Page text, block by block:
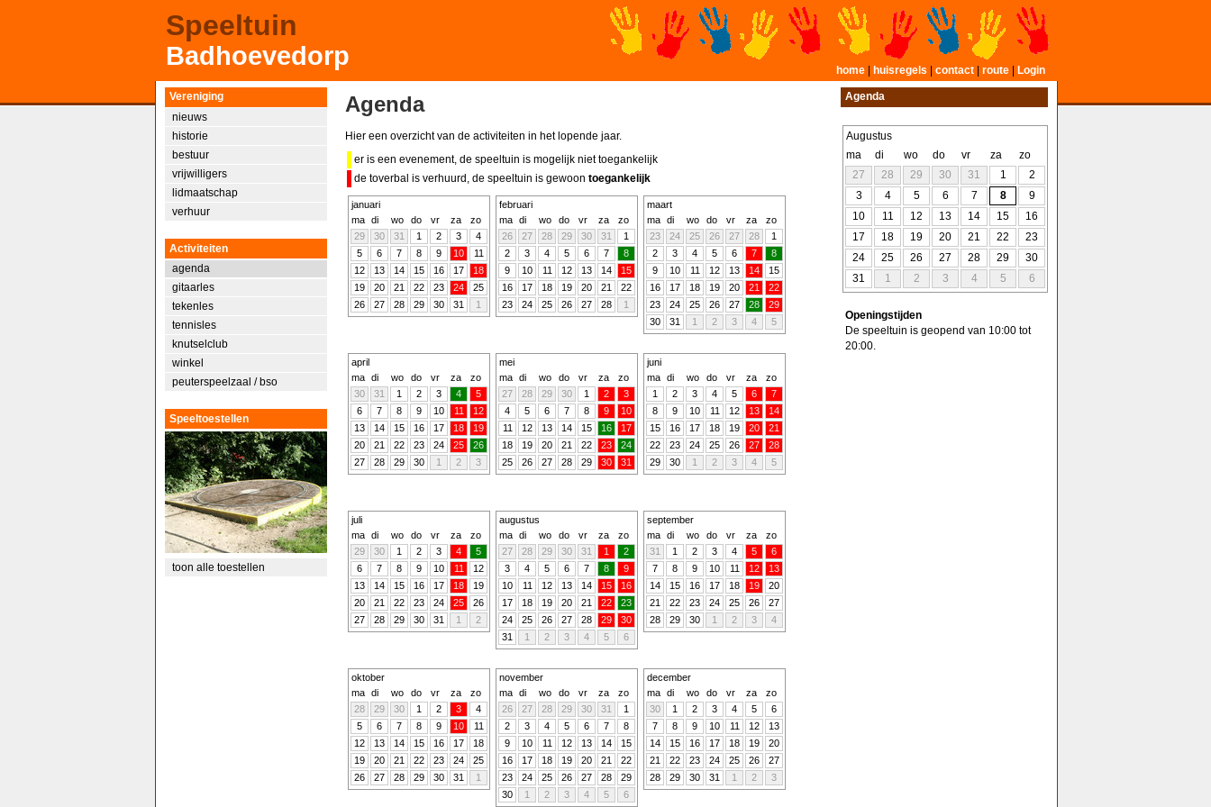
Speeltuin
Badhoevedorp home huisregels contact route Login
Vereniging
nieuws
historie
bestuur
vrijwilligers
lidmaatschap
verhuur
Activiteiten
agenda
gitaarles
tekenles
tennisles
knutselclub
winkel
peuterspeelzaal / bso
Speeltoestellen
toon alle toestellen
Agenda
Augustus
ma
di wo do vr za
zo
27
28 29 30 31 1
2
3
4 5 6 7 8
9
10
11 12 13 14 15
16
17
18 19 20 21 22
23
24
25 26 27 28 29
30
31
1 2 3 4 5 6
Openingstijden
De speeltuin is geopend van 10:00 tot
20:00.
Agenda
Hier een overzicht van de activiteiten in het lopende jaar.
er is een evenement, de speeltuin is mogelijk niet toegankelijk
de toverbal is verhuurd, de speeltuin is gewoon toegankelijk
januari
ma di wo do vr za
zo
29
30 31 1 2 3
4
5
6 7 8 9 10
11
12
13 14 15 16 17
18
19
20 21 22 23 24
25
26
27 28 29 30 31 1
februari
ma di wo do vr za
zo
26
27 28 29 30 31
1
2
3 4 5 6 7
8
9
10 11 12 13 14
15
16
17 18 19 20 21
22
23
24 25 26 27 28 1
maart
ma di wo do vr za
zo
23
24 25 26 27 28
1
2
3 4 5 6 7
8
9
10 11 12 13 14
15
16
17 18 19 20 21
22
23
24 25 26 27 28
29
30
31 1 2 3 4 5
april
ma di wo do vr za
zo
30
31 1 2 3 4
5
6
7 8 9 10 11
12
13
14 15 16 17 18
19
20
21 22 23 24 25
26
27
28 29 30 1 2 3
mei
ma di wo do vr za
zo
27
28 29 30 1 2
3
4
5 6 7 8 9
10
11
12 13 14 15 16
17
18
19 20 21 22 23
24
25
26 27 28 29 30 31
juni
ma di wo do vr za
zo
1
2 3 4 5 6
7
8
9 10 11 12 13
14
15
16 17 18 19 20
21
22
23 24 25 26 27
28
29
30 1 2 3 4 5
juli
ma di wo do vr za
zo
29
30 1 2 3 4
5
6
7 8 9 10 11
12
13
14 15 16 17 18
19
20
21 22 23 24 25
26
27
28 29 30 31 1 2
augustus
ma di wo do vr za
zo
27
28 29 30 31 1
2
3
4 5 6 7 8
9
10
11 12 13 14 15
16
17
18 19 20 21 22
23
24
25 26 27 28 29
30
31
1 2 3 4 5 6
september
ma di wo do vr za
zo
31
1 2 3 4 5
6
7
8 9 10 11 12
13
14
15 16 17 18 19
20
21
22 23 24 25 26
27
28
29 30 1 2 3 4
oktober
ma di wo do vr za
zo
28
29 30 1 2 3
4
5
6 7 8 9 10
11
12
13 14 15 16 17
18
19
20 21 22 23 24
25
26
27 28 29 30 31 1
november
ma di wo do vr za
zo
26
27 28 29 30 31
1
2
3 4 5 6 7
8
9
10 11 12 13 14
15
16
17 18 19 20 21
22
23
24 25 26 27 28
29
30
1 2 3 4 5 6
december
ma di wo do vr za
zo
30
1 2 3 4 5
6
7
8 9 10 11 12
13
14
15 16 17 18 19
20
21
22 23 24 25 26
27
28
29 30 31 1 2 3